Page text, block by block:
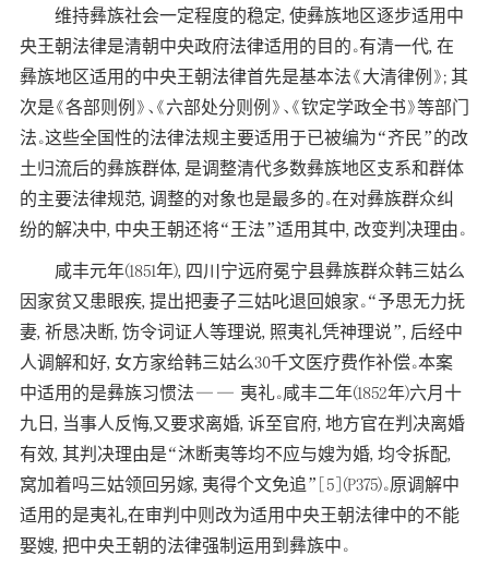
维持彝族社会一定程度的稳定, 使彝族地区逐步适用中
央王朝法律是清朝中央政府法律适用的目的。有清一代, 在
彝族地区适用的中央王朝法律首先是基本法《大清律例》; 其
次是《各部则例》、《六部处分则例》、《钦定学政全书》等部门
法。这些全国性的法律法规主要适用于已被编为“齐民”的改
土归流后的彝族群体, 是调整清代多数彝族地区支系和群体
的主要法律规范, 调整的对象也是最多的。在对彝族群众纠
纷的解决中, 中央王朝还将“王法”适用其中, 改变判决理由。
咸丰元年(1851年), 四川宁远府冕宁县彝族群众韩三姑么
因家贫又患眼疾, 提出把妻子三姑叱退回娘家。“予思无力抚
妻, 祈恳决断, 饬令词证人等理说, 照夷礼凭神理说”, 后经中
人调解和好, 女方家给韩三姑么30千文医疗费作补偿。本案
中适用的是彝族习惯法—— 夷礼。咸丰二年(1852年)六月十
九日, 当事人反悔,又要求离婚, 诉至官府, 地方官在判决离婚
有效, 其判决理由是“沐断夷等均不应与嫂为婚, 均令拆配,
窝加着吗三姑领回另嫁, 夷得个文免追”[5](P375)。原调解中
适用的是夷礼,在审判中则改为适用中央王朝法律中的不能
娶嫂, 把中央王朝的法律强制运用到彝族中。